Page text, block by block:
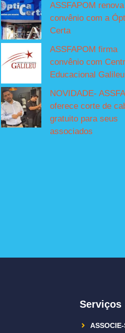
ASSFAPOM renova
convênio com a
Certa
ASSFAPOM firma
convênio com
Educacional Galileu
NOVIDADE-
oferece corte de
gratuito para seus
associados
Serviços